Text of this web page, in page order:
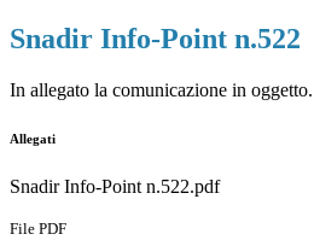
Snadir Info-Point n.522
In allegato la comunicazione in oggetto.
Allegati
Snadir Info-Point n.522.pdf
File PDF